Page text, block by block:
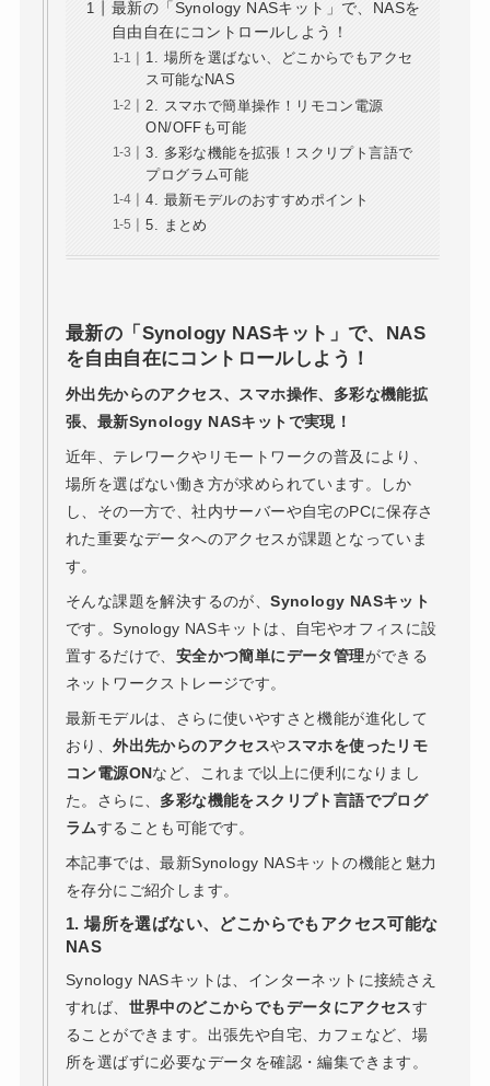
最新の「Synology NASキット」で、NASを
自由自在にコントロールしよう！
1. 場所を選ばない、どこからでもアクセ
ス可能なNAS
2. スマホで簡単操作！リモコン電源
ON/OFFも可能
3. 多彩な機能を拡張！スクリプト言語で
プログラム可能
4. 最新モデルのおすすめポイント
5. まとめ
最新の「Synology NASキット」で、NAS
を自由自在にコントロールしよう！
外出先からのアクセス、スマホ操作、多彩な機能拡
張、最新Synology NASキットで実現！
近年、テレワークやリモートワークの普及により、
場所を選ばない働き方が求められています。しか
し、その一方で、社内サーバーや自宅のPCに保存さ
れた重要なデータへのアクセスが課題となっていま
す。
そんな課題を解決するのが、Synology NASキット
です。Synology NASキットは、自宅やオフィスに設
置するだけで、 安全かつ簡単にデータ管理ができる
ネットワークストレージです。
最新モデルは、さらに使いやすさと機能が進化して
おり、外出先からのアクセスやスマホを使ったリモ
コン電源ONなど、これまで以上に便利になりまし
た。さらに、 多彩な機能をスクリプト言語でプログ
ラムすることも可能です。
本記事では、最新Synology NASキットの機能と魅力
を存分にご紹介します。
1. 場所を選ばない、どこからでもアクセス可能な
NAS
Synology NASキットは、インターネットに接続さえ
すれば、 世界中のどこからでもデータにアクセスす
ることができます。出張先や自宅、カフェなど、場
所を選ばずに必要なデータを確認・編集できます。